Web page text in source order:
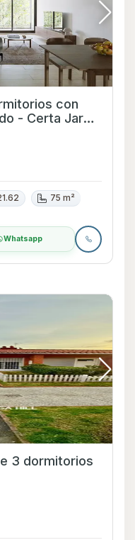
con
- Certa Jardín
75 m²
Whatsapp
3 dormitorios